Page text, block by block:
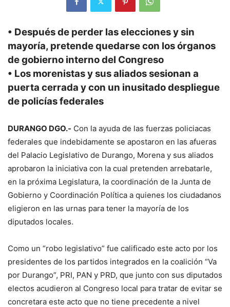
• Después de perder las elecciones y sin
mayoría, pretende quedarse con los órganos
de gobierno interno del Congreso
• Los morenistas y sus aliados sesionan a
puerta cerrada y con un inusitado despliegue
de policías federales
DURANGO DGO.- Con la ayuda de las fuerzas policiacas
federales que indebidamente se apostaron en las afueras
del Palacio Legislativo de Durango, Morena y sus aliados
aprobaron la iniciativa con la cual pretenden arrebatarle,
en la próxima Legislatura, la coordinación de la Junta de
Gobierno y Coordinación Política a quienes los ciudadanos
eligieron en las urnas para tener la mayoría de los
diputados locales.
Como un “robo legislativo” fue calificado este acto por los
presidentes de los partidos integrados en la coalición “Va
por Durango”, PRI, PAN y PRD, que junto con sus diputados
electos acudieron al Congreso local para tratar de evitar se
concretara este acto que no tiene precedente a nivel